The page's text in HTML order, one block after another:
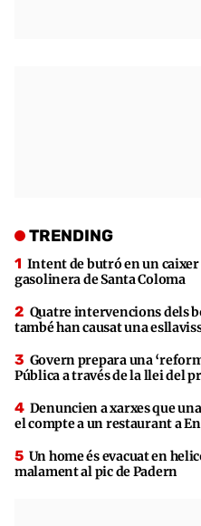
TRENDING
Intent de butró en un
gasolinera de Santa Coloma
Quatre intervencions dels
també han causat una
Govern prepara una
Pública a través de la llei del
Denuncien a xarxes que
el compte a un restaurant a
Un home és evacuat en
malament al pic de Padern